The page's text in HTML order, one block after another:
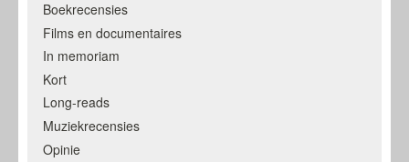
Boekrecensies
Films en documentaires
In memoriam
Kort
Long-reads
Muziekrecensies
Opinie